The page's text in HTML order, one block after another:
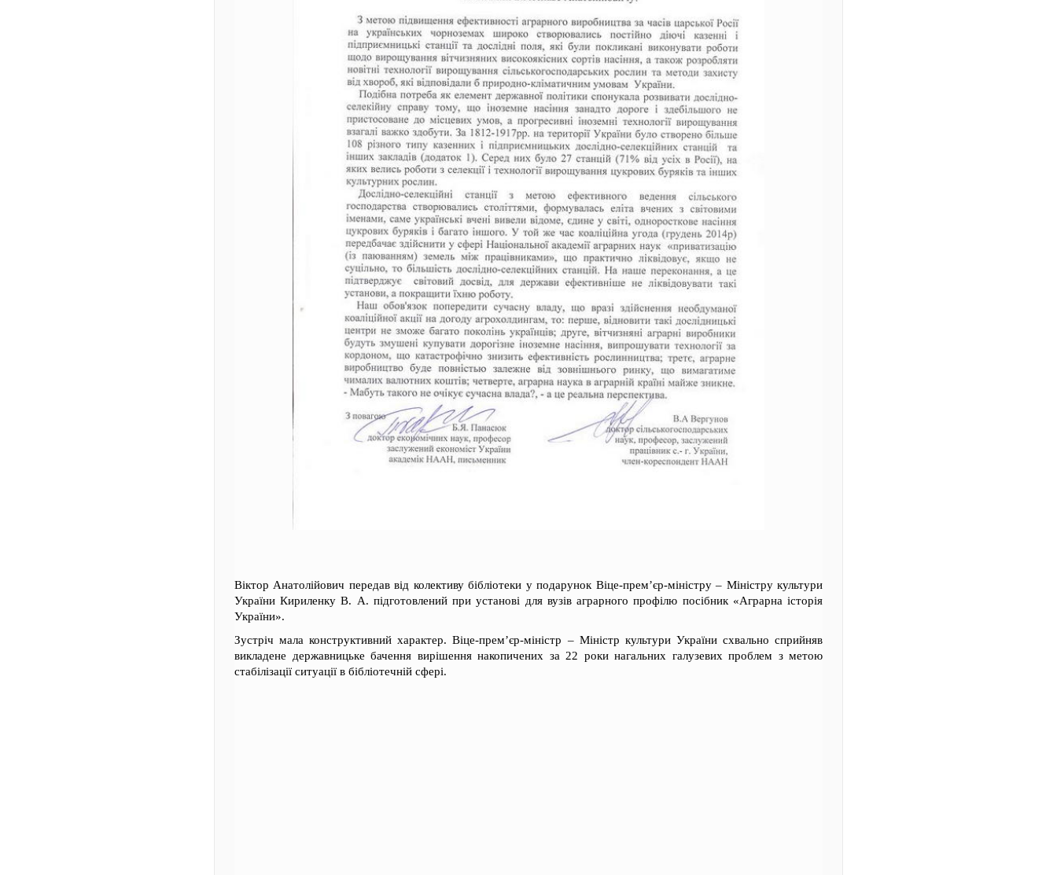
Віктор Анатолійович передав від колективу бібліотеки у подарунок Віце-прем’єр-міністру – Міністру культури
України Кириленку В. А. підготовлений при установі для вузів аграрного профілю посібник «Аграрна історія
України».
Зустріч мала конструктивний характер. Віце-прем’єр-міністр – Міністр культури України схвально сприйняв
викладене державницьке бачення вирішення накопичених за 22 роки нагальних галузевих проблем з метою
стабілізації ситуації в бібліотечній сфері.